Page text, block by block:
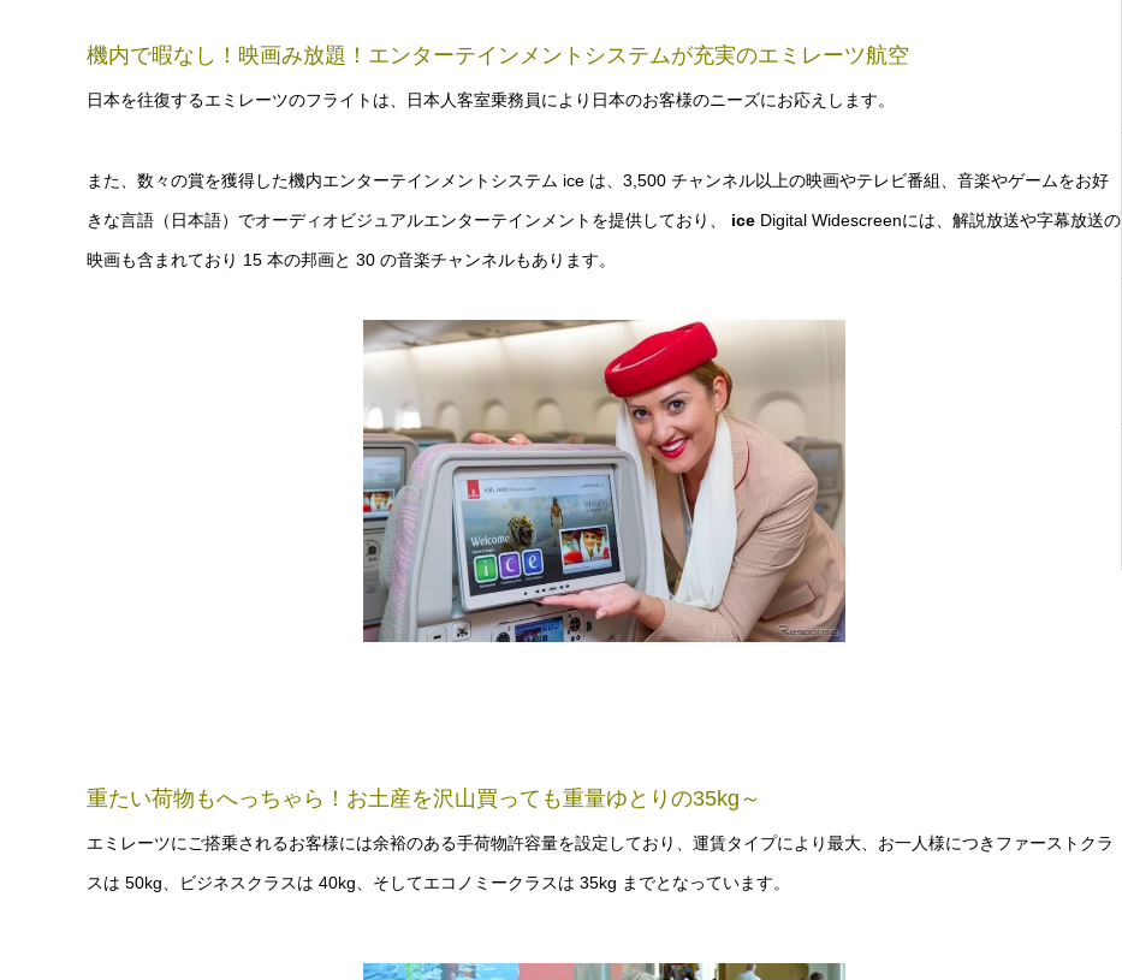
機内で暇なし！映画み放題！エンターテインメントシステムが充実のエミレーツ航空
日本を往復するエミレーツのフライトは、日本人客室乗務員により日本のお客様のニーズにお応えします。
また、数々の賞を獲得した機内エンターテインメントシステム ice は、3,500 チャンネル以上の映画やテレビ番組、音楽やゲームをお好
きな言語（日本語）でオーディオビジュアルエンターテインメントを提供しており、 ice Digital Widescreenには、解説放送や字幕放送の
映画も含まれており 15 本の邦画と 30 の音楽チャンネルもあります。
重たい荷物もへっちゃら！お土産を沢山買っても重量ゆとりの35kg～
エミレーツにご搭乗されるお客様には余裕のある手荷物許容量を設定しており、運賃タイプにより最大、お一人様につきファーストクラ
スは 50kg、ビジネスクラスは 40kg、そしてエコノミークラスは 35kg までとなっています。